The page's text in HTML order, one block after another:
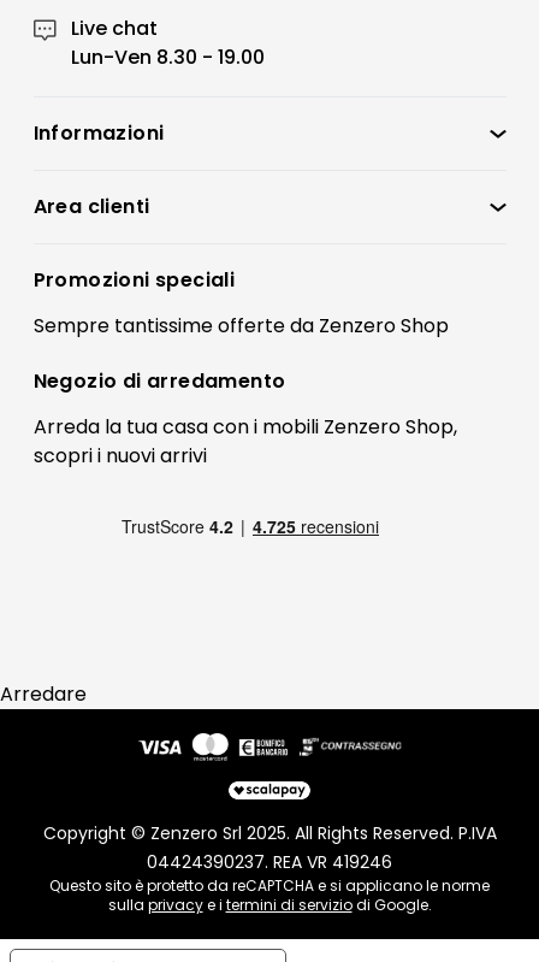
Live chat
Lun-Ven 8.30 - 19.00
Informazioni
Condizioni di vendita
Preferenze Cookies
Termini e condizioni
Contatti
FAQ
Pagamenti
Area clienti
Registrati
Il mio account
Promozioni speciali
Sempre tantissimeofferteda Zenzero Shop
Negozio di arredamento
Arreda la tua casa con i mobili Zenzero Shop,
scopri i nuovi arrivi
Arredare
Copyright © Zenzero Srl 2025. All Rights Reserved. P.IVA
04424390237. REA VR 419246
Questo sito è protetto da reCAPTCHA e si applicano le norme
sulla privacye i termini di serviziodi Google.